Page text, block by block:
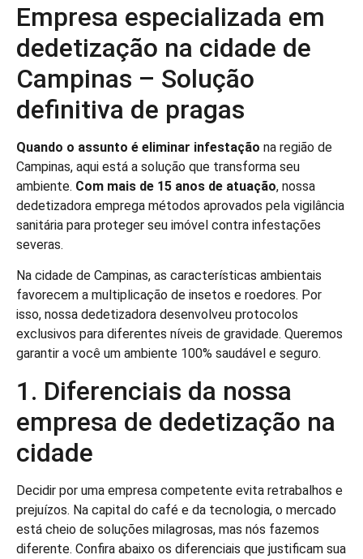
Empresa especializada em
dedetização na cidade de
Campinas – Solução
definitiva de pragas
Quando o assunto é eliminar infestação na região de
Campinas, aqui está a solução que transforma seu
ambiente. Com mais de 15 anos de atuação, nossa
dedetizadora emprega métodos aprovados pela vigilância
sanitária para proteger seu imóvel contra infestações
severas.
Na cidade de Campinas, as características ambientais
favorecem a multiplicação de insetos e roedores. Por
isso, nossa dedetizadora desenvolveu protocolos
exclusivos para diferentes níveis de gravidade. Queremos
garantir a você um ambiente 100% saudável e seguro.
1. Diferenciais da nossa
empresa de dedetização na
cidade
Decidir por uma empresa competente evita retrabalhos e
prejuízos. Na capital do café e da tecnologia, o mercado
está cheio de soluções milagrosas, mas nós fazemos
diferente. Confira abaixo os diferenciais que justificam sua